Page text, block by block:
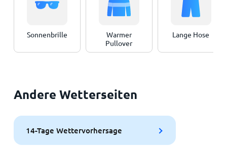
Sonnenbrille
Warmer
Pullover
Lange Hose
Andere Wetterseiten
14-Tage Wettervorhersage